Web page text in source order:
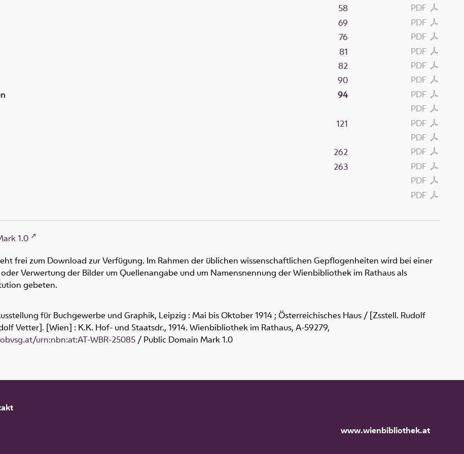
PDF
58
PDF
69
PDF
76
PDF
81
PDF
82
PDF
90
PDF
94
PDF
PDF
121
PDF
PDF
262
PDF
263
PDF
PDF
1.0
frei zum Download zur Verfügung. Im Rahmen der üblichen wissenschaftlichen Gepflogenheiten wird bei einer
Verwertung der Bilder um Quellenangabe und um Namensnennung der Wienbibliothek im Rathaus als
gebeten.
für Buchgewerbe und Graphik, Leipzig : Mai bis Oktober 1914 ; Österreichisches Haus / [Zsstell. Rudolf
Vetter]. [Wien] : K.K. Hof- und Staatsdr., 1914. Wienbibliothek im Rathaus, A-59279,
urn:nbn:at:AT-WBR-25085 / Public Domain Mark 1.0
www.wienbibliothek.at